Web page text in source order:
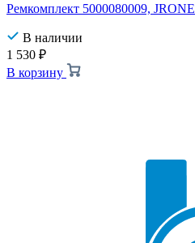
Ремкомплект 5000080009, JRONE
В наличии
1 530 ₽
В корзину